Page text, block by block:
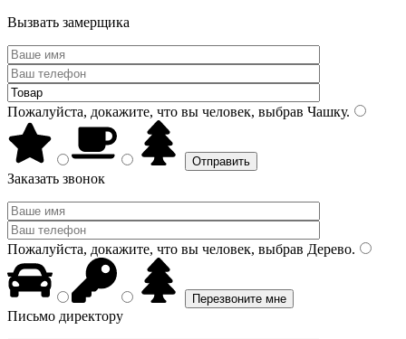
Вызвать замерщика
Пожалуйста, докажите, что вы человек, выбрав Чашку.
Заказать звонок
Пожалуйста, докажите, что вы человек, выбрав Дерево.
Письмо директору